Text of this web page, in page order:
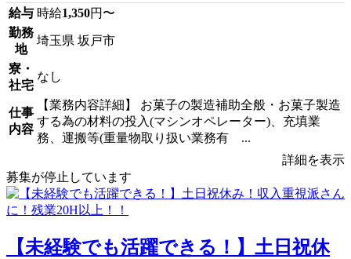
給与 時給1,350円〜
勤務
地
埼玉県 坂戸市
寮・
社宅
なし
仕事
内容
【業務内容詳細】 お菓子の製造補助全般・お菓子製造
する為の材料の投入(マシンオペレーター)、充填業
務、運搬等(重量物取り扱い業務有 ...
詳細を表示
募集が停止しています
【未経験でも活躍できる！】土日祝休